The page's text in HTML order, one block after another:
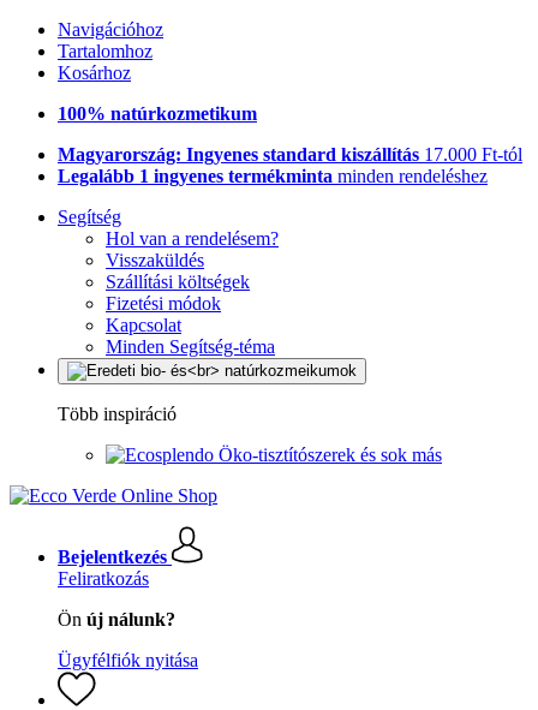
Navigációhoz
Tartalomhoz
Kosárhoz
100% natúrkozmetikum
Magyarország: Ingyenes standard kiszállítás 17.000 Ft-tól
Legalább 1 ingyenes termékminta minden rendeléshez
Segítség
Hol van a rendelésem?
Visszaküldés
Szállítási költségek
Fizetési módok
Kapcsolat
Minden Segítség-téma
Több inspiráció
Öko-tisztítószerek és sok más
Bejelentkezés
Feliratkozás
Ön új nálunk?
Ügyfélfiók nyitása